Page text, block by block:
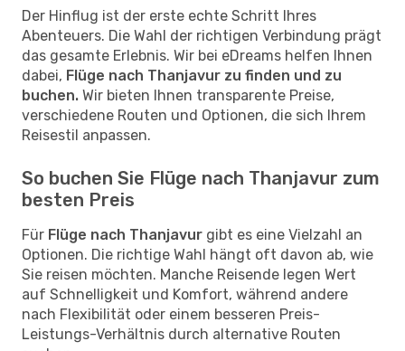
Der Hinflug ist der erste echte Schritt Ihres
Abenteuers. Die Wahl der richtigen Verbindung prägt
das gesamte Erlebnis. Wir bei eDreams helfen Ihnen
dabei, Flüge nach Thanjavur zu finden und zu
buchen. Wir bieten Ihnen transparente Preise,
verschiedene Routen und Optionen, die sich Ihrem
Reisestil anpassen.
So buchen Sie Flüge nach Thanjavur zum
besten Preis
Für Flüge nach Thanjavur gibt es eine Vielzahl an
Optionen. Die richtige Wahl hängt oft davon ab, wie
Sie reisen möchten. Manche Reisende legen Wert
auf Schnelligkeit und Komfort, während andere
nach Flexibilität oder einem besseren Preis-
Leistungs-Verhältnis durch alternative Routen